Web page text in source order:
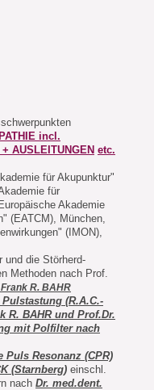
incl.
AUSLEITUNGEN etc.
für Akupunktur"
für
Akademie
(EATCM), München,
(IMON),
und die Störherd-
Methoden nach Prof.
R. BAHR
(R.A.C.-
R. BAHR und Prof.Dr.
mit Polfilter nach
Puls Resonanz (CPR)
(Starnberg) einschl.
nach Dr. med.dent.